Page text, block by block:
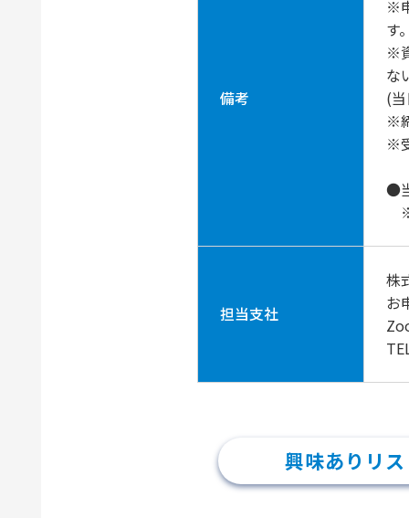
備考
※
す
※
な
(
※
※
●
担当支社
株
お
興味ありリ